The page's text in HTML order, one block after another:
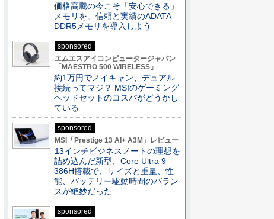
価格高騰の今こそ「安心できる」
メモリを。信頼と実績のADATA
DDR5メモリを導入しよう
sponsored
エムエスアイコンピュータージャパン
「MAESTRO 500 WIRELESS」
約1万円でノイキャン、デュアル
接続ってマジ？ MSIのゲーミング
ヘッドセットのコスパがどうかし
ている
sponsored
MSI「Prestige 13 AI+ A3M」レビュー
13インチビジネスノートの理想を
詰め込んだ新型、Core Ultra 9
386H搭載で、サイズと重量、性
能、バッテリー駆動時間のバラン
スが絶妙だった
sponsored